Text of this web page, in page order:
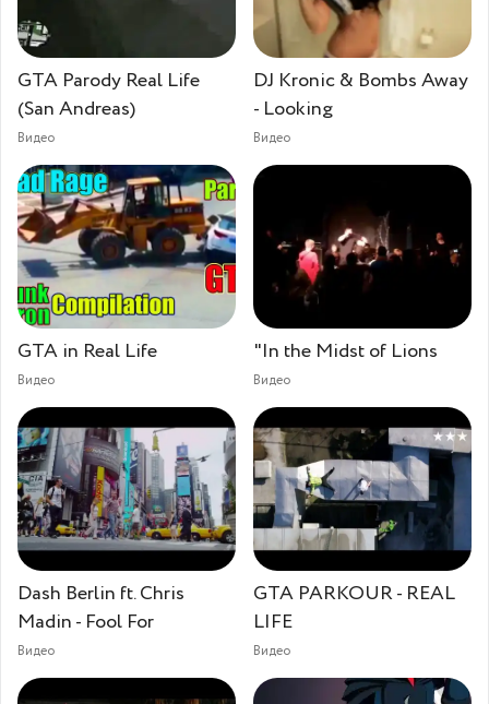
GTA Parody Real Life
(San Andreas)
Видео
DJ Kronic & Bombs Away
- Looking
Видео
GTA in Real Life
Видео
"In the Midst of Lions
Видео
Dash Berlin ft. Chris
Madin - Fool For
Видео
GTA PARKOUR - REAL
LIFE
Видео